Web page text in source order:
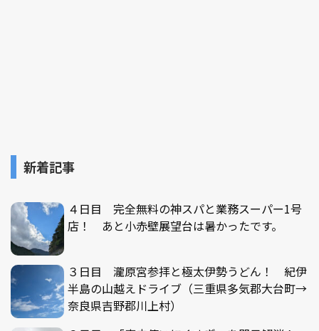
新着記事
４日目 完全無料の神スパと業務スーパー1号
店！ あと小赤壁展望台は暑かったです。
３日目 瀧原宮参拝と極太伊勢うどん！ 紀伊
半島の山越えドライブ（三重県多気郡大台町→
奈良県吉野郡川上村）